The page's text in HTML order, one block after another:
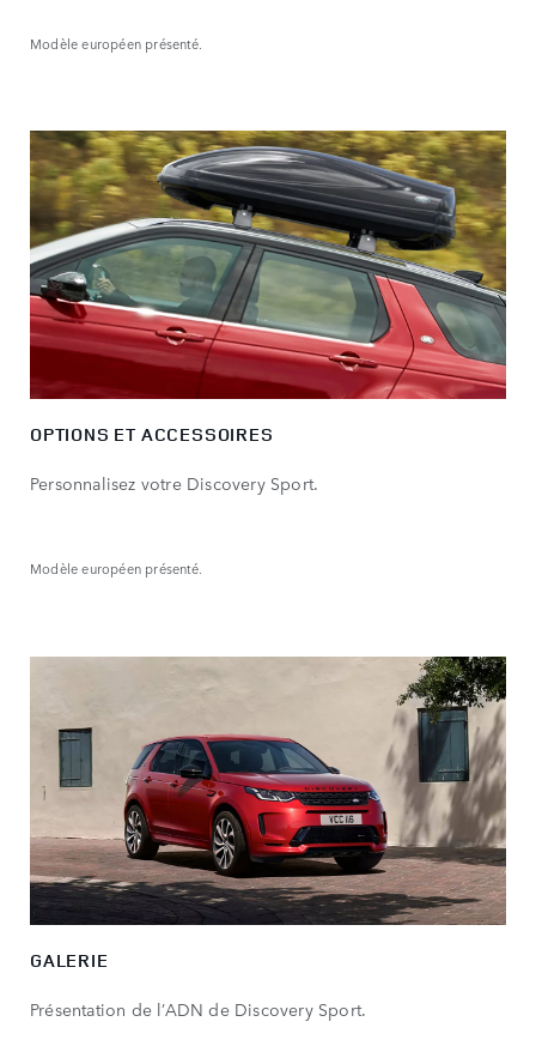
Modèle européen présenté.
OPTIONS ET ACCESSOIRES
Personnalisez votre Discovery Sport.
Modèle européen présenté.
GALERIE
Présentation de l’ADN de Discovery Sport.